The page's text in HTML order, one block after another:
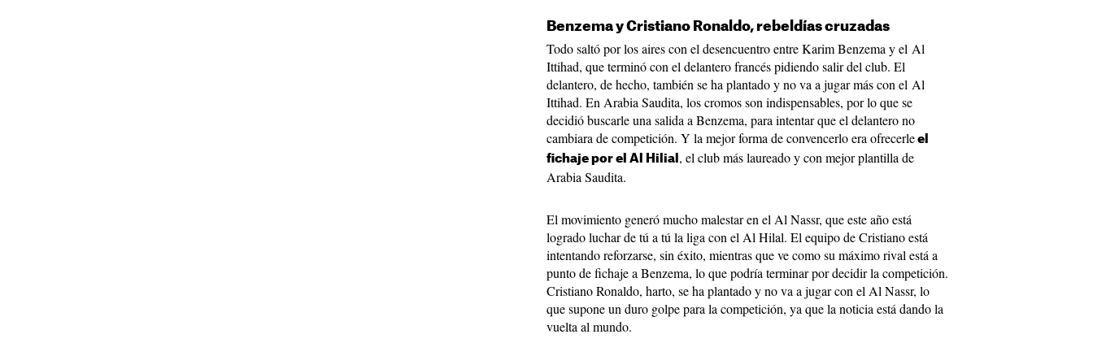
Benzema y Cristiano Ronaldo, rebeldías cruzadas
Todo saltó por los aires con el desencuentro entre Karim Benzema y el Al
Ittihad, que terminó con el delantero francés pidiendo salir del club. El
delantero, de hecho, también se ha plantado y no va a jugar más con el Al
Ittihad. En Arabia Saudita, los cromos son indispensables, por lo que se
decidió buscarle una salida a Benzema, para intentar que el delantero no
cambiara de competición. Y la mejor forma de convencerlo era ofrecerle el
fichaje por el Al Hilial , el club más laureado y con mejor plantilla de
Arabia Saudita.
El movimiento generó mucho malestar en el Al Nassr, que este año está
logrado luchar de tú a tú la liga con el Al Hilal. El equipo de Cristiano está
intentando reforzarse, sin éxito, mientras que ve como su máximo rival está a
punto de fichaje a Benzema, lo que podría terminar por decidir la competición.
Cristiano Ronaldo, harto, se ha plantado y no va a jugar con el Al Nassr, lo
que supone un duro golpe para la competición, ya que la noticia está dando la
vuelta al mundo.